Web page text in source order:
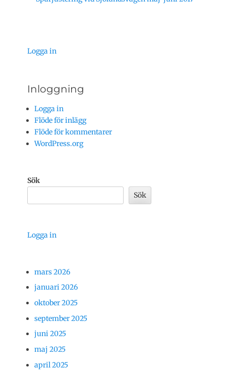
Logga in
Inloggning
Logga in
Flöde för inlägg
Flöde för kommentarer
WordPress.org
Sök
Sök
Logga in
mars 2026
januari 2026
oktober 2025
september 2025
juni 2025
maj 2025
april 2025